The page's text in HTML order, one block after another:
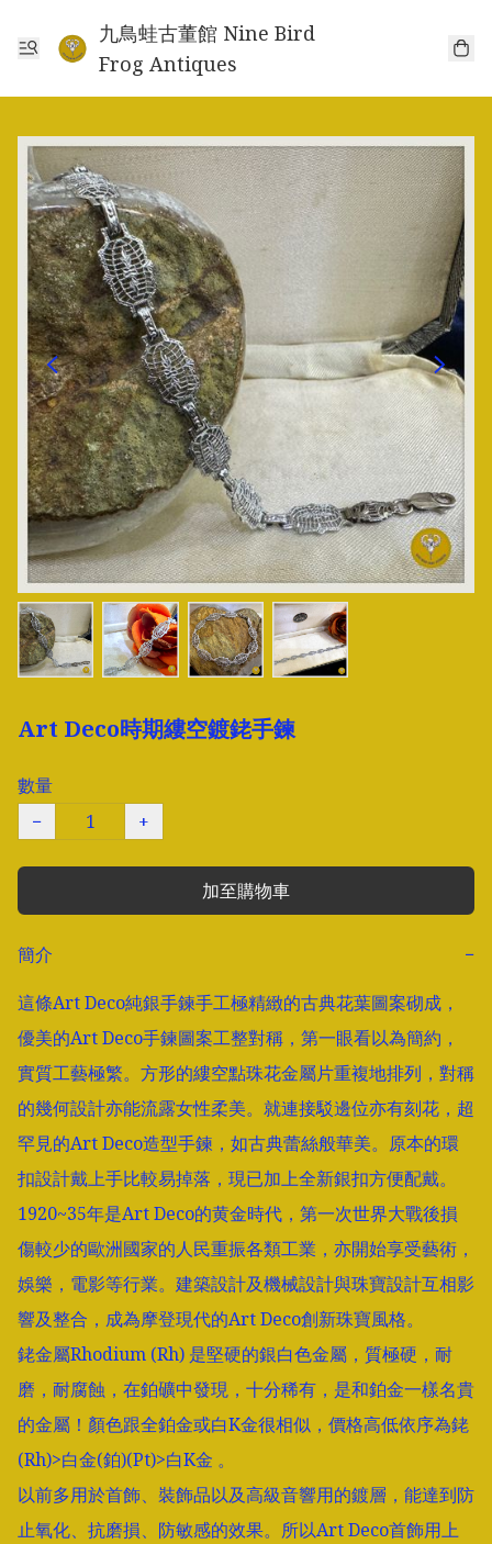
九鳥蛙古董館 Nine Bird
Frog Antiques
Art Deco時期縷空鍍銠手鍊
數量
−
+
加至購物車
簡介
−
這條Art Deco純銀手鍊手工極精緻的古典花葉圖案砌成，
優美的Art Deco手鍊圖案工整對稱，第一眼看以為簡約，
實質工藝極繁。方形的縷空點珠花金屬片重複地排列，對稱
的幾何設計亦能流露女性柔美。就連接駁邊位亦有刻花，超
罕見的Art Deco造型手鍊，如古典蕾絲般華美。原本的環
扣設計戴上手比較易掉落，現已加上全新銀扣方便配戴。
1920~35年是Art Deco的黄金時代，第一次世界大戰後損
傷較少的歐洲國家的人民重振各類工業，亦開始享受藝術，
娛樂，電影等行業。建築設計及機械設計與珠寶設計互相影
響及整合，成為摩登現代的Art Deco創新珠寶風格。
銠金屬Rhodium (Rh) 是堅硬的銀白色金屬，質極硬，耐
磨，耐腐蝕，在鉑礦中發現，十分稀有，是和鉑金一樣名貴
的金屬！顏色跟全鉑金或白K金很相似，價格高低依序為銠
(Rh)>白金(鉑)(Pt)>白K金 。
以前多用於首飾、裝飾品以及高級音響用的鍍層，能達到防
止氧化、抗磨損、防敏感的效果。所以Art Deco首飾用上